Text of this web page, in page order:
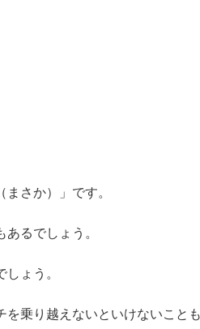
さか）」です。
るでしょう。
ょう。
乗り越えないといけないこと